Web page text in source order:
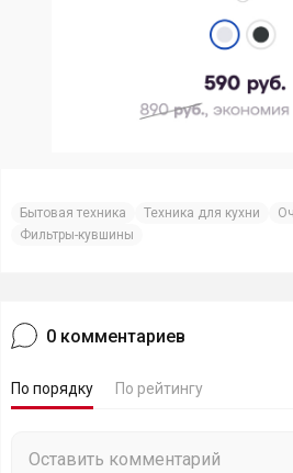
Бытовая техника Техника для кухни
Фильтры-кувшины
0 комментариев
По порядку По рейтингу